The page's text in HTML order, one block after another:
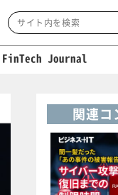
FinTech Journal
関連コ